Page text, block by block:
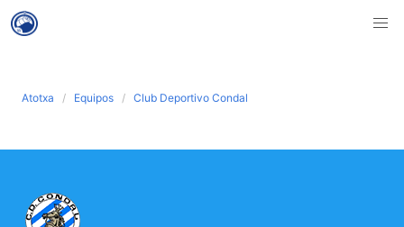
Atotxa Equipos Club Deportivo Condal